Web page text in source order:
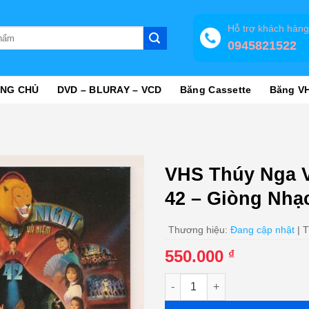
Hỗ trợ khách hàng
0945821522
CHỦ DVD – BLURAY – VCD Băng Cassette Băng
VHS Thúy Nga
42 – Giòng
Thương hiệu: Đang cập nhật |
550.000 ₫
VHS Thúy Nga Video 59 -